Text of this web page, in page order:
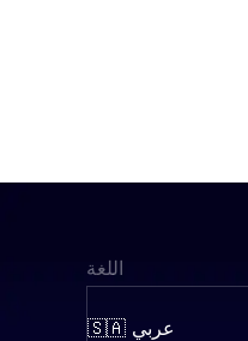
اللغة
🇸🇦 عربي